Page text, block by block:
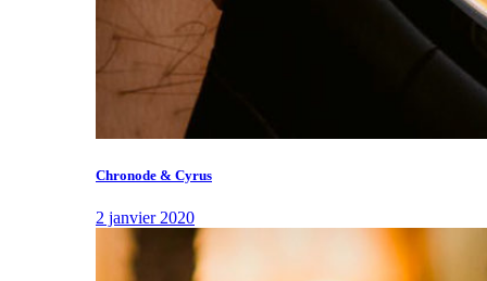
Chronode & Cyrus
2 janvier 2020